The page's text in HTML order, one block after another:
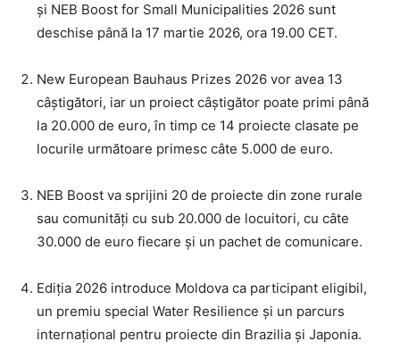
și NEB Boost for Small Municipalities 2026 sunt
deschise până la 17 martie 2026, ora 19.00 CET.
New European Bauhaus Prizes 2026 vor avea 13
câștigători, iar un proiect câștigător poate primi până
la 20.000 de euro, în timp ce 14 proiecte clasate pe
locurile următoare primesc câte 5.000 de euro.
NEB Boost va sprijini 20 de proiecte din zone rurale
sau comunități cu sub 20.000 de locuitori, cu câte
30.000 de euro fiecare și un pachet de comunicare.
Ediția 2026 introduce Moldova ca participant eligibil,
un premiu special Water Resilience și un parcurs
internațional pentru proiecte din Brazilia și Japonia.